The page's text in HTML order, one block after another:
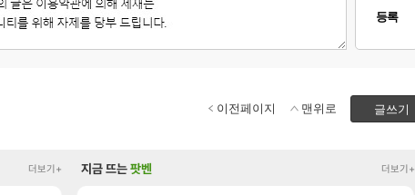
등록
글쓰기
이전페이지 맨위로
더보기+ 지금 뜨는팟벤 더보기+